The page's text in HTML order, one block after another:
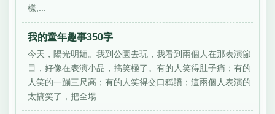
樣,...
我的童年趣事350字
今天，陽光明媚。我到公園去玩，我看到兩個人在那表演節
目，好像在表演小品，搞笑極了。有的人笑得肚子痛；有的
人笑的一蹦三尺高；有的人笑得交口稱讚；這兩個人表演的
太搞笑了，把全場...